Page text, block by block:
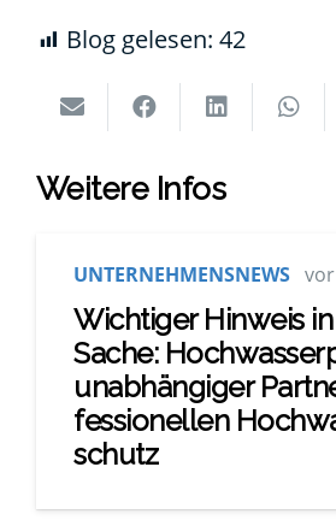
Blog gele­sen: 42
Wei­te­re Infos
UNTERNEHMENSNEWS
Wich­ti­ger Hin­weis
Sache:
unab­hän­gi­ger
fes­sio­nel­len
schutz